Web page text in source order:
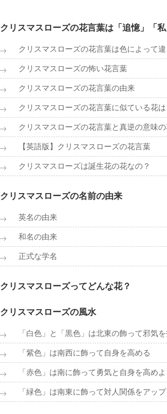
クリスマスローズの花言葉は「追憶」「
クリスマスローズの花言葉は色によって違
クリスマスローズの怖い花言葉
クリスマスローズの花言葉の由来
クリスマスローズの花言葉に似ている花は
クリスマスローズの花言葉と真逆の意味
【英語版】クリスマスローズの花言葉
クリスマスローズは誕生花の花なの？
クリスマスローズの名前の由来
英名の由来
和名の由来
正式な学名
クリスマスローズってどんな花？
クリスマスローズの風水
「白色」と「黒色」は北東の飾って邪気を
「紫色」は南西に飾って自身を高める
「赤色」は南に飾って勇気と自身を高めよ
「緑色」は南東に飾って対人関係をアッ